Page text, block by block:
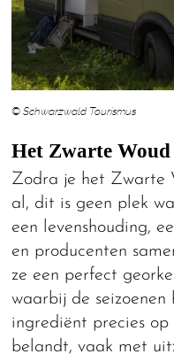
© Schwarzwald Tourismus
Het Zwarte
Zodra je het Zwarte
al, dit is geen plek
een levenshouding,
en producenten
ze een perfect
waarbij de
ingrediënt precies
belandt, vaak met